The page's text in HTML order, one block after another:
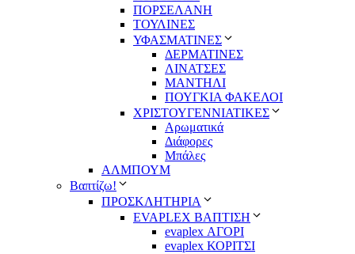
ΠΟΡΣΕΛΑΝΗ
ΤΟΥΛΙΝΕΣ
ΥΦΑΣΜΑΤΙΝΕΣ
ΔΕΡΜΑΤΙΝΕΣ
ΛΙΝΑΤΣΕΣ
ΜΑΝΤΗΛΙ
ΠΟΥΓΚΙΑ ΦΑΚΕΛΟΙ
ΧΡΙΣΤΟΥΓΕΝΝΙΑΤΙΚΕΣ
Αρωματικά
Διάφορες
Μπάλες
ΑΛΜΠΟΥΜ
Βαπτίζω!
ΠΡΟΣΚΛΗΤΗΡΙΑ
EVAPLEX ΒΑΠΤΙΣΗ
evaplex ΑΓΟΡΙ
evaplex ΚΟΡΙΤΣΙ